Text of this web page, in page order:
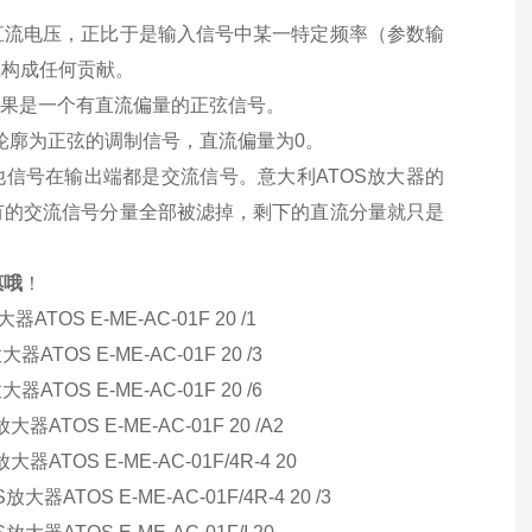
电压，正比于是输入信号中某一特定频率（参数输
成任何贡献。
是一个有直流偏量的正弦信号。
为正弦的调制信号，直流偏量为0。
号在输出端都是交流信号。意大利ATOS放大器的
交流信号分量全部被滤掉，剩下的直流分量就只是
哦 ！
E-ME-AC-01F 20 /1
ATOS E-ME-AC-01F 20 /3
ATOS E-ME-AC-01F 20 /6
ATOS E-ME-AC-01F 20 /A2
ATOS E-ME-AC-01F/4R-4 20
器ATOS E-ME-AC-01F/4R-4 20 /3